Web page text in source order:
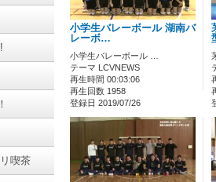
喫茶
小学生バレーボール 湖南バ
レーボ…
小学生バレーボール …
テーマ LCVNEWS
再生時間 00:03:06
再生回数 1958
登録日 2019/07/26